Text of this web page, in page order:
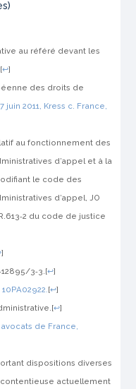
au référé devant les
[↩]
des droits de
juin 2011, Kress c. France,
au fonctionnement des
d’appel et à la
le code des
d’appel,JO
du code de justice
]
3‑3.[↩]
10PA02922.[↩]
[↩]
de France,
dispositions diverses
actuellement